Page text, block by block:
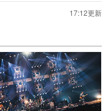
17:12更新